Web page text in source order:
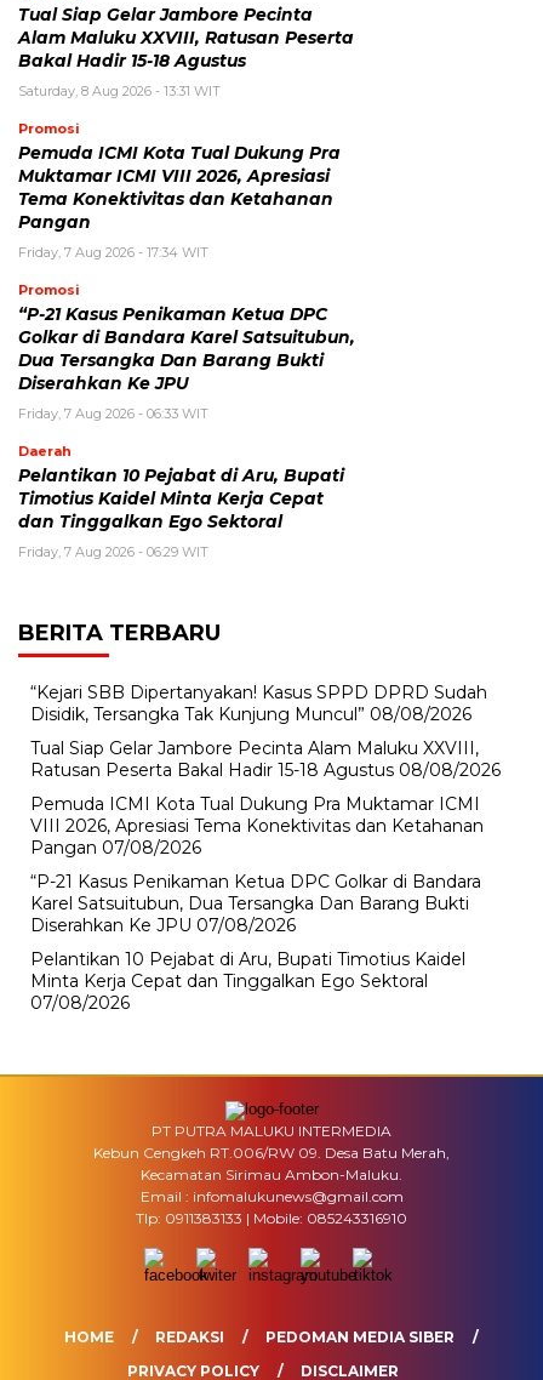
Tual Siap Gelar Jambore Pecinta
Alam Maluku XXVIII, Ratusan Peserta
Bakal Hadir 15-18 Agustus
Saturday, 8 Aug 2026 - 13:31 WIT
Promosi
Pemuda ICMI Kota Tual Dukung Pra
Muktamar ICMI VIII 2026, Apresiasi
Tema Konektivitas dan Ketahanan
Pangan
Friday, 7 Aug 2026 - 17:34 WIT
Promosi
“P-21 Kasus Penikaman Ketua DPC
Golkar di Bandara Karel Satsuitubun,
Dua Tersangka Dan Barang Bukti
Diserahkan Ke JPU
Friday, 7 Aug 2026 - 06:33 WIT
Daerah
Pelantikan 10 Pejabat di Aru, Bupati
Timotius Kaidel Minta Kerja Cepat
dan Tinggalkan Ego Sektoral
Friday, 7 Aug 2026 - 06:29 WIT
BERITA TERBARU
“Kejari SBB Dipertanyakan! Kasus SPPD DPRD Sudah
Disidik, Tersangka Tak Kunjung Muncul” 08/08/2026
Tual Siap Gelar Jambore Pecinta Alam Maluku XXVIII,
Ratusan Peserta Bakal Hadir 15-18 Agustus 08/08/2026
Pemuda ICMI Kota Tual Dukung Pra Muktamar ICMI
VIII 2026, Apresiasi Tema Konektivitas dan Ketahanan
Pangan 07/08/2026
“P-21 Kasus Penikaman Ketua DPC Golkar di Bandara
Karel Satsuitubun, Dua Tersangka Dan Barang Bukti
Diserahkan Ke JPU 07/08/2026
Pelantikan 10 Pejabat di Aru, Bupati Timotius Kaidel
Minta Kerja Cepat dan Tinggalkan Ego Sektoral
07/08/2026
PT PUTRA MALUKU INTERMEDIA
Kebun Cengkeh RT.006/RW 09. Desa Batu Merah,
Kecamatan Sirimau Ambon-Maluku.
Email : infomalukunews@gmail.com
Tlp: 0911383133 | Mobile: 085243316910
HOME REDAKSI
PEDOMAN MEDIA SIBER
PRIVACY POLICY
DISCLAIMER